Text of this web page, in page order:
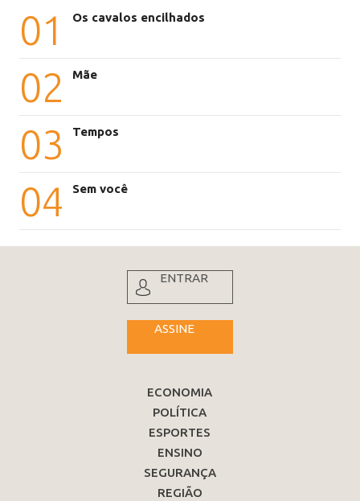
01 Os cavalos encilhados
02 Mãe
03 Tempos
04 Sem você
ENTRAR
ASSINE
ECONOMIA
POLÍTICA
ESPORTES
ENSINO
SEGURANÇA
REGIÃO